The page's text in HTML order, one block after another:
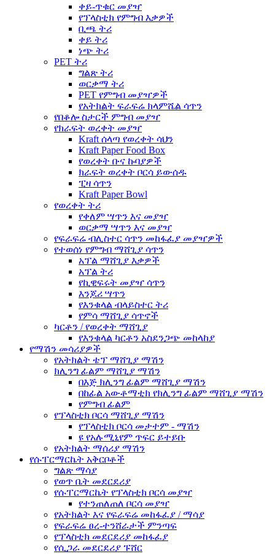
ቀይ-ጥቁር መያዣ
የፕላስቲክ የምግብ እቃዎች
ቢጫ ትሪ
ቀይ ትሪ
ነጭ ትሪ
PET ትሪ
ግልጽ ትሪ
ወርቃማ ትሪ
PET የምግብ መያዣዎች
የአትክልት ፍራፍሬ ክላምሼል ሳጥን
የበቆሎ ስታርች ምግብ መያዣ
የክራፍት ወረቀት መያዣ
Kraft ሰላጣ የወረቀት ሳህን
Kraft Paper Food Box
የወረቀት ቡና ኩባያዎች
ክራፍት ወረቀት ቦርሳ ይውሰዱ
ፒዛ ሳጥን
Kraft Paper Bowl
የወረቀት ትሪ
የቀለም ሣጥን እና መያዣ
ወርቃማ ሣጥን እና መያዣ
የፍራፍሬ ብሊስተር ሳጥን መከፋፈያ መያዣዎች
የተወሰነ የምግብ ማሸጊያ ሳጥን
አፕል ማሸጊያ እቃዎች
አፕል ትሪ
የኪዊፍሩት መያዣ ሳጥን
እንጆሪ ሣጥን
የእንቁላል ብላይስተር ትሪ
የምሳ ማሸጊያ ሳጥኖች
ካርቶን / የወረቀት ማሸጊያ
የእንቁላል ካርቶን አስደንጋጭ መከላከያ
የማሽን መሳሪያዎች
የአትክልት ቴፕ ማሸጊያ ማሽን
ክሊንግ ፊልም ማሸጊያ ማሽን
በእጅ ክሊንግ ፊልም ማሸጊያ ማሽን
በከፊል አውቶማቲክ የክሊንግ ፊልም ማሸጊያ ማሽን
የምግብ ፊልም
የፕላስቲክ ቦርሳ ማሸጊያ ማሽን
የፕላስቲክ ቦርሳ መታተም - ማሽን
ዩ የአሉሚኒየም ጥፍር ይተይቡ
የአትክልት ማሰሪያ ማሽን
የሱፐርማርኬት አቅርቦቶች
ግልጽ ማሳያ
የወጥ ቤት መደርደሪያ
የሱፐርማርኬት የፕላስቲክ ቦርሳ መያዣ
የተንጠለጠለ ቦርሳ መያዣ
የአትክልት እና የፍራፍሬ መከፋፈያ / ማሳያ
የፍራፍሬ ፀረ-ተንሸራታች ምንጣፍ
የፕላስቲክ መደርደሪያ መከፋፈያ
የሲጋራ መደርደሪያ ፑሸር